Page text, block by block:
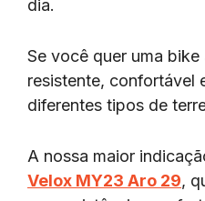
dia.
Se você quer uma
resistente, confortável
diferentes tipos de
A nossa maior
Velox MY23 Aro 29,